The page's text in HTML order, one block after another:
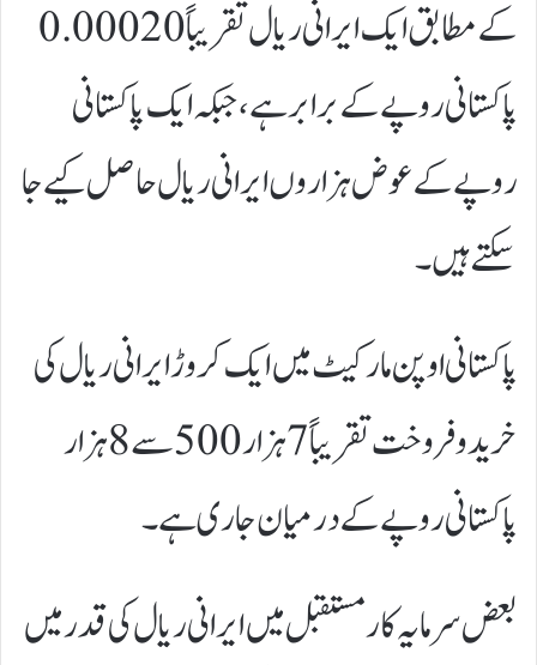
کے مطابق ایک ایرانی ریال تقریباً 0.00020
پاکستانی روپے کے برابر ہے، جبکہ ایک پاکستانی
روپے کے عوض ہزاروں ایرانی ریال حاصل کیے جا
سکتے ہیں۔
پاکستانی اوپن مارکیٹ میں ایک کروڑ ایرانی ریال کی
خرید و فروخت تقریباً 7 ہزار 500 سے 8 ہزار
پاکستانی روپے کے درمیان جاری ہے۔
بعض سرمایہ کار مستقبل میں ایرانی ریال کی قدر میں